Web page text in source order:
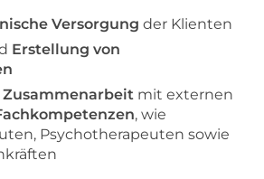
Versorgung der Klienten
Erstellung von
Zusammenarbeit mit externen
, wie
Psychotherapeuten sowie